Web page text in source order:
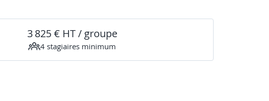
3 825 € HT / groupe
4 stagiaires minimum